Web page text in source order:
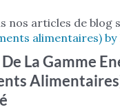
nos articles de blog
alimentaires) by
La Gamme